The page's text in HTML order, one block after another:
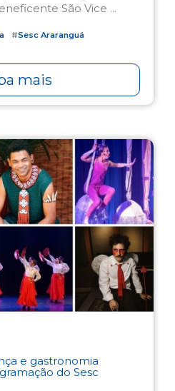
São Vice ...
#Sesc Araranguá
mais
e gastronomia
do Sesc